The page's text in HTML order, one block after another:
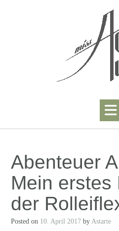
Abenteuer
Mein erstes
der
Posted on 10. April 2017 by Astarte